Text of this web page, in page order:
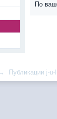
По
→ Публикации j-u-